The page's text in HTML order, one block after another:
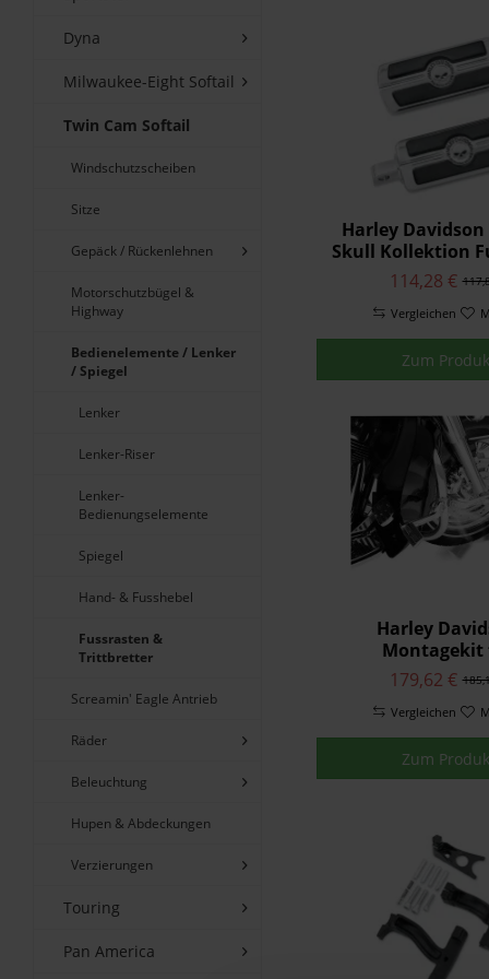
Dyna
Milwaukee-Eight Softail
Twin Cam Softail
Windschutzscheiben
Sitze
Gepäck / Rückenlehnen
Motorschutzbügel &
Highway
Bedienelemente / Lenker
/ Spiegel
Lenker
Lenker-Riser
Lenker-
Bedienungselemente
Spiegel
Hand- & Fusshebel
Fussrasten &
Trittbretter
Screamin' Eagle Antrieb
Räder
Beleuchtung
Hupen & Abdeckungen
Verzierungen
Touring
Pan America
Airflow Chrom
Airflow
Dominion
Dominion
Empire
Kahuna
Messing
Ride Free
Willie G Skull
Willie G Skull
Harley Davidson
Skull Kollektion
Chrom
114,28 €
Vergleichen
Zum
Harley
Montagekit
einstellbare
Fußrasten -
50829-07A
179,62 €
Vergleichen
Zum